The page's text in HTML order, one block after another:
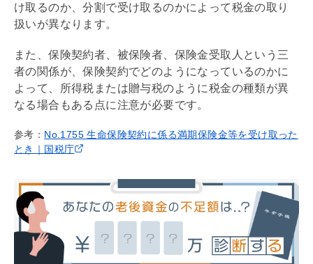
け取るのか、分割で受け取るのかによって税金の取り
扱いが異なります。
また、保険契約者、被保険者、保険金受取人という三
者の関係が、保険契約でどのようになっているのかに
よって、所得税または贈与税のように税金の種類が異
なる場合もある点に注意が必要です。
参考： No.1755 生命保険契約に係る満期保険金等を受け取った
とき｜国税庁